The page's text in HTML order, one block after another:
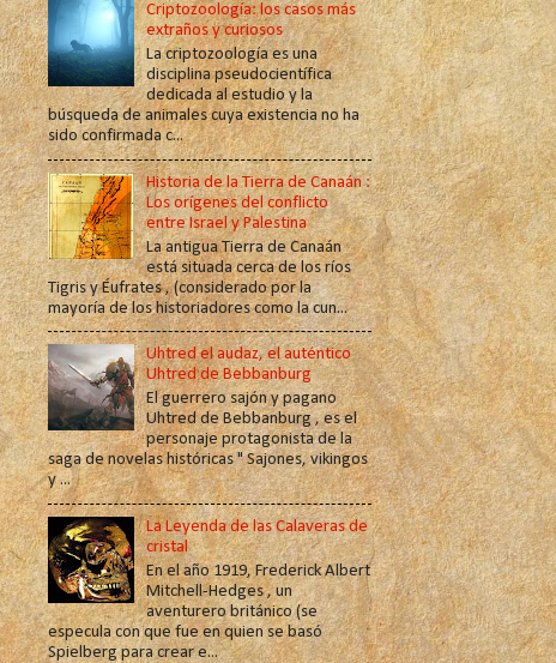
Criptozoología: los casos más
extraños y curiosos
La criptozoología es una
disciplina pseudocientífica
dedicada al estudio y la
búsqueda de animales cuya existencia no ha
sido confirmada c...
Historia de la Tierra de Canaán :
Los orígenes del conflicto
entre Israel y Palestina
La antigua Tierra de Canaán
está situada cerca de los ríos
Tigris y Éufrates , (considerado por la
mayoría de los historiadores como la cun...
Uhtred el audaz, el auténtico
Uhtred de Bebbanburg
El guerrero sajón y pagano
Uhtred de Bebbanburg , es el
personaje protagonista de la
saga de novelas históricas " Sajones, vikingos
y ...
La Leyenda de las Calaveras de
cristal
En el año 1919, Frederick Albert
Mitchell-Hedges , un
aventurero británico (se
especula con que fue en quien se basó
Spielberg para crear e...